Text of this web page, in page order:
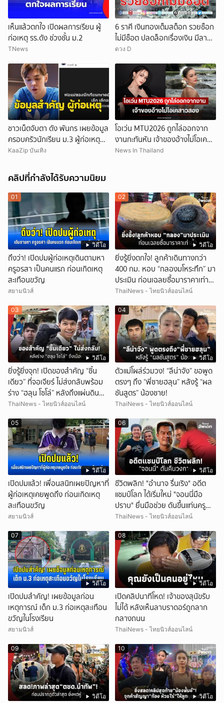
เห็นแล้วตกใจ เปิดผลการเรียน ผู้
ก่อเหตุ รร.ดัง ช่วงชั้น ม.2
TNews
6 ราศี เงินทองเต็มสต็อก รวยช็อก
ไม่มีช็อต ปลดล็อกเรื่องเงิน มีลาภ
ลอยจ่อคิว
ดวง D
ชาวเน็ตจับตา ดัง พันกร เผยข้อมูล
ครอบครัวนักเรียน ม.3 ผู้ก่อเหตุ
และที่มาอาวุธ
KaaZip บันเทิง
โอเว่น MTU2026 ถูกไล่ออกจาก
งานกะทันหัน เจ้าของอ้างไม่โอเคส
าวสอง
News In Thailand
คลิปที่กำลังได้รับความนิยม
วิดีโอ
01
ถึงว่า! เปิดปมผู้ก่อเหตุเดินตามหา
ครูอรสา เป็นคนแรก ก่อนเกิดเหตุ
สะเทือนขวัญ
สยามนิวส์
วิดีโอ
02
ยิ่งรู้ยิ่งตกใจ! ลูกค้าเดินทางกว่า
400 กม. หอบ “กลองมโหระทึก” มา
ประเมิน ก่อนเฉลยซื้อมาราคาเท่า
ไหร่?
ThaiNews - ไทยนิวส์ออนไลน์
วิดีโอ
03
ยิ่งรู้ยิ่งจุก! เปิดของสำคัญ “ชิ้น
เดียว” ที่จอเจียร์ ไม่ส่งกลับพร้อม
ร่าง “ฮลุน โซโล่” หลังถึงแผ่นดิน
ไทย!
ThaiNews - ไทยนิวส์ออนไลน์
วิดีโอ
04
ตัวแม่โผล่ร่วมวง! “ลีน่าจัง” ขอพูด
ตรงๆ ถึง “พี่ชายฮลุน” หลังรู้ “ผล
ชันสูตร” น้องชาย!
ThaiNews - ไทยนิวส์ออนไลน์
วิดีโอ
05
เปิดปมแล้ว! เพื่อนสนิทเผยปัญหาที่
ผู้ก่อเหตุเคยพูดถึง ก่อนเกิดเหตุ
สะเทือนขวัญ
สยามนิวส์
วิดีโอ
06
ชีวิตพลิก! "อำนาจ รื่นเริง" อดีต
แชมป์โลก ได้เริ่มใหม่ "จอนนี่มือ
ปราบ" ยื่นมือช่วย ดันขึ้นแท่นครู
มวย
ThaiNews - ไทยนิวส์ออนไลน์
วิดีโอ
07
เปิดปมสำคัญ! เผยข้อมูลก่อน
เหตุการณ์ เด็ก ม.3 ก่อเหตุสะเทือน
ขวัญในโรงเรียน
สยามนิวส์
วิดีโอ
08
เปิดคลิปนาทีโหด! เจ้าของสุนัขรับ
ไม่ได้ หลังเห็นลาบราดอร์ถูกลาก
กลางถนน
ThaiNews - ไทยนิวส์ออนไลน์
วิดีโอ
09
วิดีโอ
10